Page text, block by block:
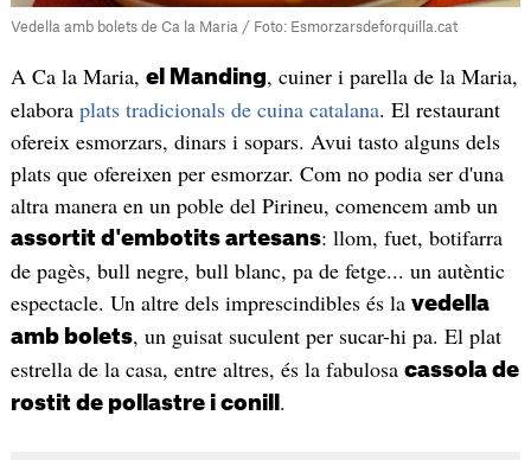
Vedella amb bolets de Ca la Maria / Foto: Esmorzarsdeforquilla.cat
A Ca la Maria, el Manding, cuiner i parella de la Maria,
elabora plats tradicionals de cuina catalana. El restaurant
ofereix esmorzars, dinars i sopars. Avui tasto alguns dels
plats que ofereixen per esmorzar. Com no podia ser d'una
altra manera en un poble del Pirineu, comencem amb un
assortit d'embotits artesans: llom, fuet, botifarra
de pagès, bull negre, bull blanc, pa de fetge... un autèntic
espectacle. Un altre dels imprescindibles és la vedella
amb bolets, un guisat suculent per sucar-hi pa. El plat
estrella de la casa, entre altres, és la fabulosa cassola de
rostit de pollastre i conill .